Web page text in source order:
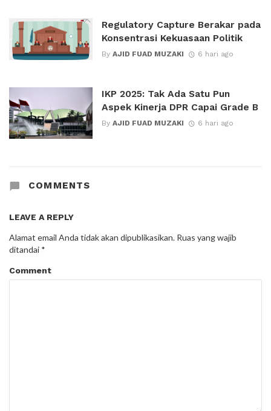
Regulatory Capture Berakar pada
Konsentrasi Kekuasaan Politik
By AJID FUAD MUZAKI 6 hari ago
IKP 2025: Tak Ada Satu Pun
Aspek Kinerja DPR Capai Grade B
By AJID FUAD MUZAKI 6 hari ago
COMMENTS
LEAVE A REPLY
Alamat email Anda tidak akan dipublikasikan. Ruas yang wajib
ditandai *
Comment